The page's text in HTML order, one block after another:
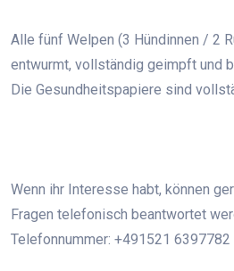
Alle fünf Welpen (3 Hündinnen / 2
entwurmt, vollständig geimpft und
Die Gesundheitspapiere sind
Wenn ihr Interesse habt, können
Fragen telefonisch beantwortet
Telefonnummer: +491521 6397782